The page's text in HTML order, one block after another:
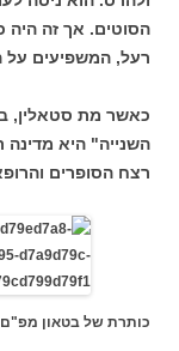
הסוטים. אך זה היה
רעל, המשפיעים על
השנייה" היא מדינה
רצח הסופרים
כותרת של בטאון